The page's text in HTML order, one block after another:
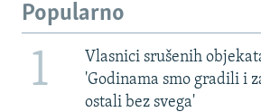
Popularno
1
Vlasnici srušenih
'Godinama smo gradili i
ostali bez svega'